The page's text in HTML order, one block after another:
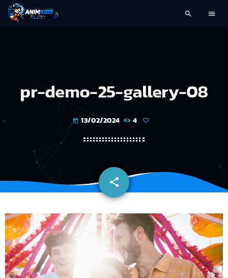
search menu
pr-demo-25-gallery-08
today 13/02/2024 4
share
email